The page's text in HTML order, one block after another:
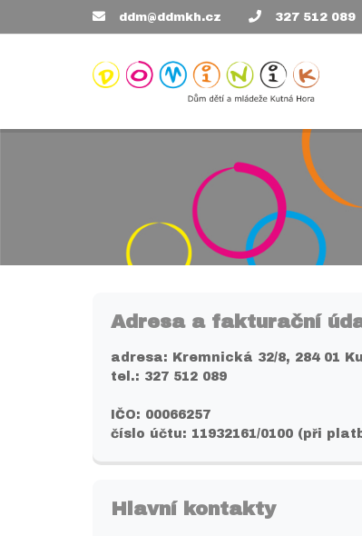
ddm@ddmkh.cz 327 512 089
Adresa a fakturační
adresa: Kremnická 32/8, 284 01
tel.: 327 512 089
IČO: 00066257
číslo účtu: 11932161/0100 (při
Hlavní kontakty